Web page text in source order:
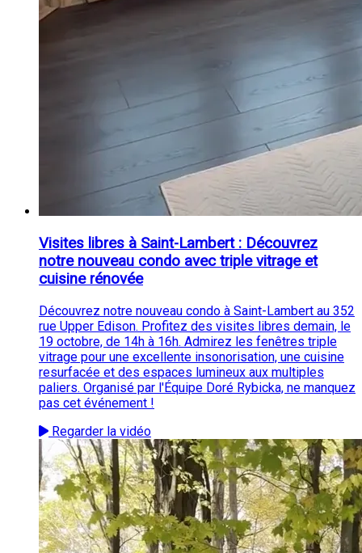
Visites libres à Saint-Lambert : Découvrez
notre nouveau condo avec triple vitrage et
cuisine rénovée
Découvrez notre nouveau condo à Saint-Lambert au 352
rue Upper Edison. Profitez des visites libres demain, le
19 octobre, de 14h à 16h. Admirez les fenêtres triple
vitrage pour une excellente insonorisation, une cuisine
resurfacée et des espaces lumineux aux multiples
paliers. Organisé par l'Équipe Doré Rybicka, ne manquez
pas cet événement !
Regarder la vidéo